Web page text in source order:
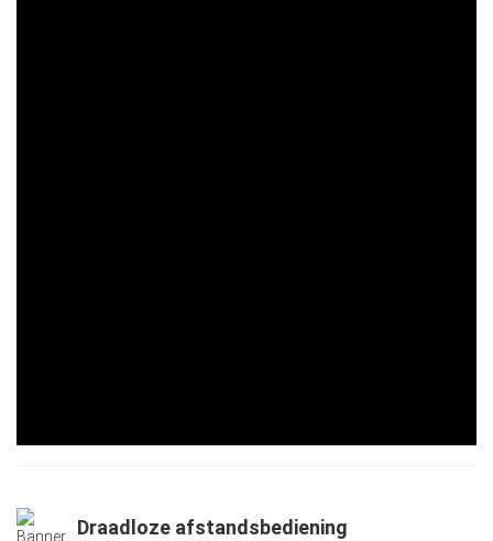
Draadloze afstandsbediening